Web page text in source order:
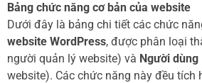
Bảng chức năng cơ bản của website
Dưới đây là bảng chi tiết các chức
website WordPress, được phân loại
người quản lý website) và Người dùng
website). Các chức năng này đều tích